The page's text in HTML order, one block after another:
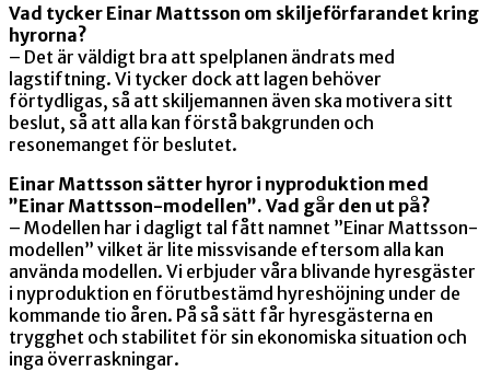
Vad tycker Einar Mattsson om skiljeförfarandet kring
hyrorna?
– Det är väldigt bra att spelplanen ändrats med
lagstiftning. Vi tycker dock att lagen behöver
förtydligas, så att skiljemannen även ska motivera sitt
beslut, så att alla kan förstå bakgrunden och
resonemanget för beslutet.
Einar Mattsson sätter hyror i nyproduktion med
”Einar Mattsson-modellen”. Vad går den ut på?
– Modellen har i dagligt tal fått namnet ”Einar Mattsson-
modellen” vilket är lite missvisande eftersom alla kan
använda modellen. Vi erbjuder våra blivande hyresgäster
i nyproduktion en förutbestämd hyreshöjning under de
kommande tio åren. På så sätt får hyresgästerna en
trygghet och stabilitet för sin ekonomiska situation och
inga överraskningar.